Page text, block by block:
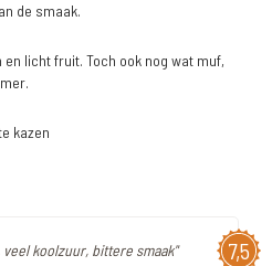
de smaak.
en licht fruit. Toch ook nog wat muf,
kazen
7,5
koolzuur, bittere smaak"